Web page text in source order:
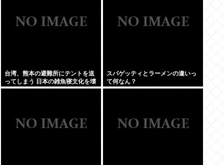
台湾、熊本の避難所にテントを送
ってしまう 日本の雑魚寝文化を壊
すな！
スパゲッティとラーメンの違いっ
て何なん？